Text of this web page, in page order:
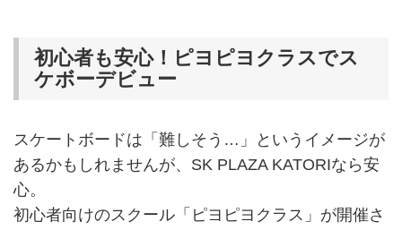
初心者も安心！ピヨピヨクラスでス
ケボーデビュー
スケートボードは「難しそう…」というイメージが
あるかもしれませんが、SK PLAZA KATORIなら安
心。
初心者向けのスクール「ピヨピヨクラス」が開催さ